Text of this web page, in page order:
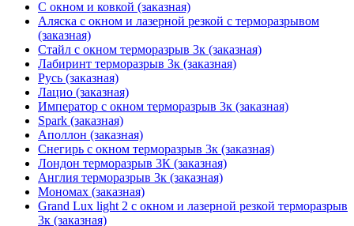
С окном и ковкой (заказная)
Аляска с окном и лазерной резкой с терморазрывом
(заказная)
Стайл с окном терморазрыв 3к (заказная)
Лабиринт терморазрыв 3к (заказная)
Русь (заказная)
Лацио (заказная)
Император с окном терморазрыв 3к (заказная)
Spark (заказная)
Аполлон (заказная)
Снегирь с окном терморазрыв 3к (заказная)
Лондон терморазрыв 3К (заказная)
Англия терморазрыв 3к (заказная)
Мономах (заказная)
Grand Lux light 2 с окном и лазерной резкой терморазрыв
3к (заказная)